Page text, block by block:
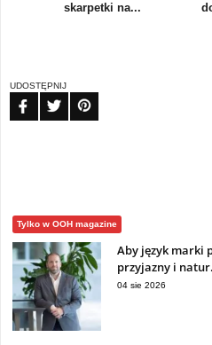
skarpetki na...
UDOSTĘPNIJ
Tylko w OOH magazine
Aby język marki
przyjazny i
04 sie 2026